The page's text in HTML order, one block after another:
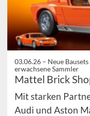
03.06.26 – Neue
erwachsene Sammler
Mattel Brick
Mit starken
Audi und Aston